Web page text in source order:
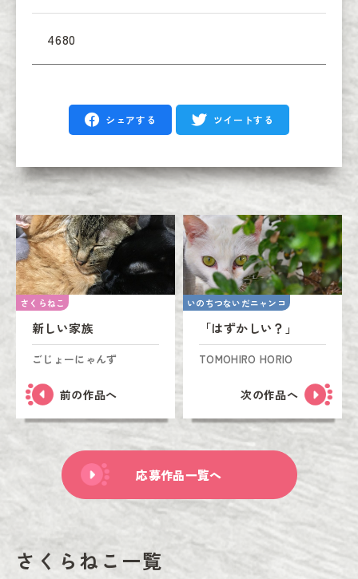
4680
シェアする ツイートする
さくらねこ
新しい家族
ごじょーにゃんず
前の作品へ
いのちつないだニャンコ
「はずかしい？」
TOMOHIRO HORIO
次の作品へ
応募作品一覧へ
さくらねこ一覧